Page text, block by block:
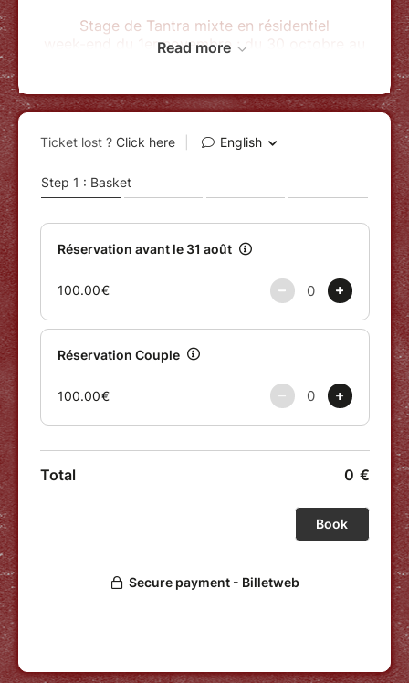
Stage de Tantra mixte en résidentiel
week-end du 1er novembre : du 30 octobre au
— Merci de lire les informations utiles ci-
dessous —
Le Cœur du Hérisson (au cœur d'une belle
L'hébergement se fait en chambres partagées
(ou chambres couples)
des produits frais et bio. Ils seront aussi beaux
que délicieux !
• HORAIRES
Accueil entre 9h30 et 10h30 le vendredi matin.
Animation :
• 330 € / personne
inscription avant le 31 août
• 230 € par personne en chambre partagée
• 270 € par personne en chambre couple (300
€ si arrivée le jeudi soir)
Read more